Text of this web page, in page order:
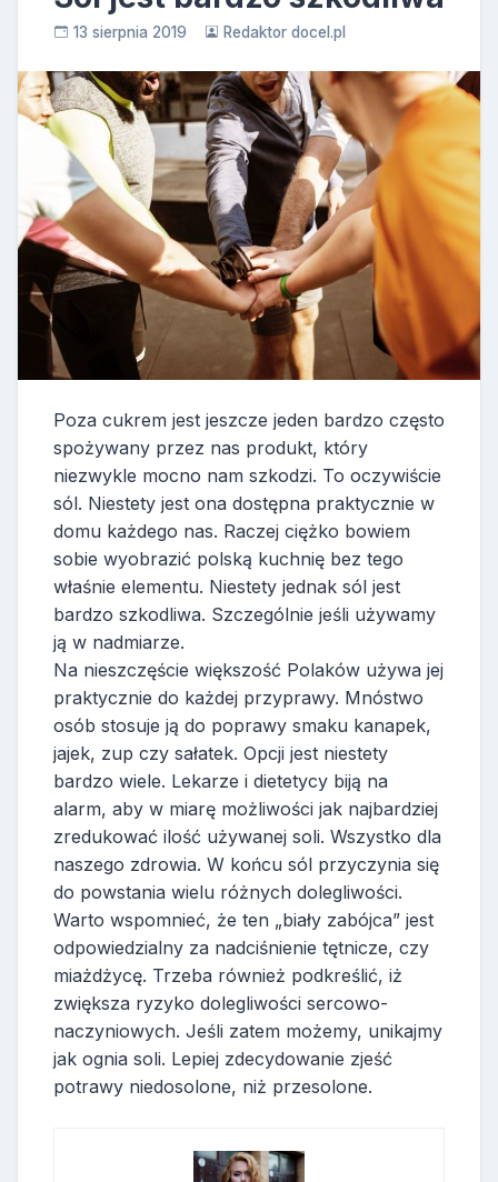
13 sierpnia 2019 Redaktor docel.pl
Poza cukrem jest jeszcze jeden bardzo często
spożywany przez nas produkt, który
niezwykle mocno nam szkodzi. To oczywiście
sól. Niestety jest ona dostępna praktycznie w
domu każdego nas. Raczej ciężko bowiem
sobie wyobrazić polską kuchnię bez tego
właśnie elementu. Niestety jednak sól jest
bardzo szkodliwa. Szczególnie jeśli używamy
ją w nadmiarze.
Na nieszczęście większość Polaków używa jej
praktycznie do każdej przyprawy. Mnóstwo
osób stosuje ją do poprawy smaku kanapek,
jajek, zup czy sałatek. Opcji jest niestety
bardzo wiele. Lekarze i dietetycy biją na
alarm, aby w miarę możliwości jak najbardziej
zredukować ilość używanej soli. Wszystko dla
naszego zdrowia. W końcu sól przyczynia się
do powstania wielu różnych dolegliwości.
Warto wspomnieć, że ten „biały zabójca” jest
odpowiedzialny za nadciśnienie tętnicze, czy
miażdżycę. Trzeba również podkreślić, iż
zwiększa ryzyko dolegliwości sercowo-
naczyniowych. Jeśli zatem możemy, unikajmy
jak ognia soli. Lepiej zdecydowanie zjeść
potrawy niedosolone, niż przesolone.